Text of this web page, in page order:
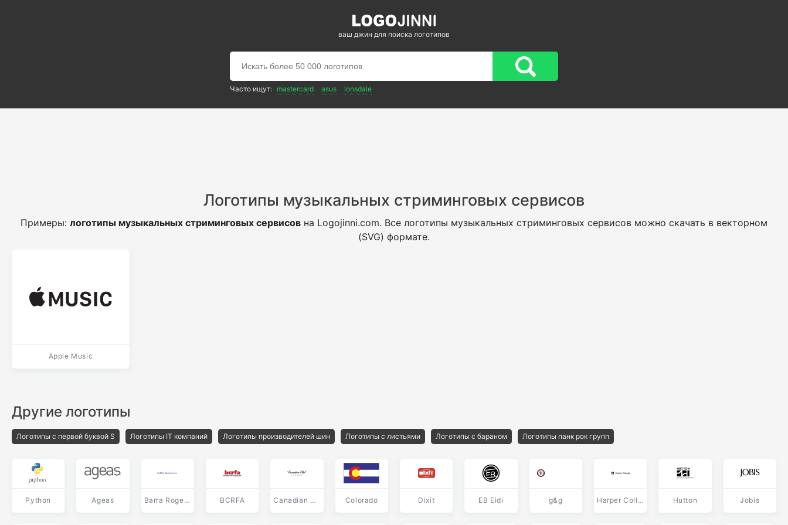
ваш джин для поиска логотипов
Часто ищут: mastercard asus lonsdale
Логотипы музыкальных стриминговых сервисов
Примеры: логотипы музыкальных стриминговых сервисов на Logojinni.com. Все логотипы музыкальных стриминговых сервисов можно скачать в векторном
(SVG) формате.
Apple Music
Другие логотипы
Логотипы с первой буквой S Логотипы IT компаний Логотипы производителей шин Логотипы с листьями Логотипы с бараном Логотипы панк рок групп
Python Ageas Barra Rogers Casey BCRFA Canadian Club Colorado Dixit EB Eidi g&g Harper College Hutton Jobis